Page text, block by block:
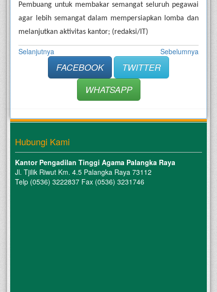
Pembuang untuk membakar semangat seluruh pegawai
agar lebih semangat dalam mempersiapkan lomba dan
melanjutkan aktivitas kantor; (redaksi/IT)
Selanjutnya Sebelumnya
FACEBOOK
TWITTER
WHATSAPP
Hubungi Kami
Kantor Pengadilan Tinggi Agama Palangka Raya
Jl. Tjilik Riwut Km. 4.5 Palangka Raya 73112
Telp (0536) 3222837 Fax (0536) 3231746